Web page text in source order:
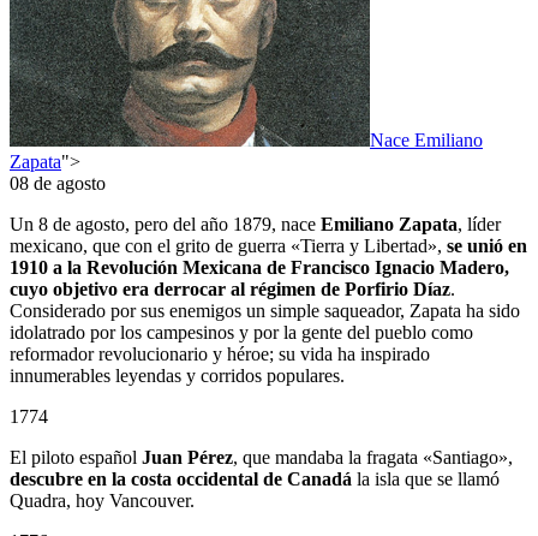
Nace Emiliano
Zapata">
08 de agosto
Un 8 de agosto, pero del año 1879, nace Emiliano Zapata, líder
mexicano, que con el grito de guerra «Tierra y Libertad», se unió en
1910 a la Revolución Mexicana de Francisco Ignacio Madero,
cuyo objetivo era derrocar al régimen de Porfirio Díaz.
Considerado por sus enemigos un simple saqueador, Zapata ha sido
idolatrado por los campesinos y por la gente del pueblo como
reformador revolucionario y héroe; su vida ha inspirado
innumerables leyendas y corridos populares.
1774
El piloto español Juan Pérez, que mandaba la fragata «Santiago»,
descubre en la costa occidental de Canadá la isla que se llamó
Quadra, hoy Vancouver.